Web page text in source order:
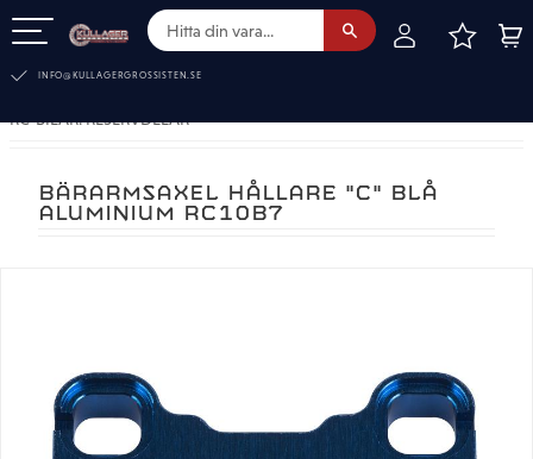
INFO@KULLAGERGROSSISTEN.SE
RC-BILAR. RESERVDELAR
BÄRARMSAXEL HÅLLARE "C" BLÅ
ALUMINIUM RC10B7